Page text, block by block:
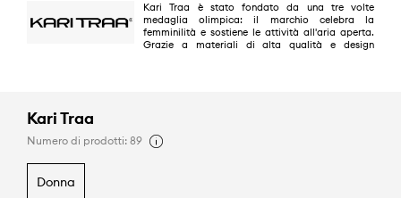
Kari Traa è stato fondato da una tre volte
medaglia olimpica: il marchio celebra la
femminilità e sostiene le attività all'aria aperta.
Grazie a materiali di alta qualità e design
Kari Traa
Numero di prodotti: 89
donna